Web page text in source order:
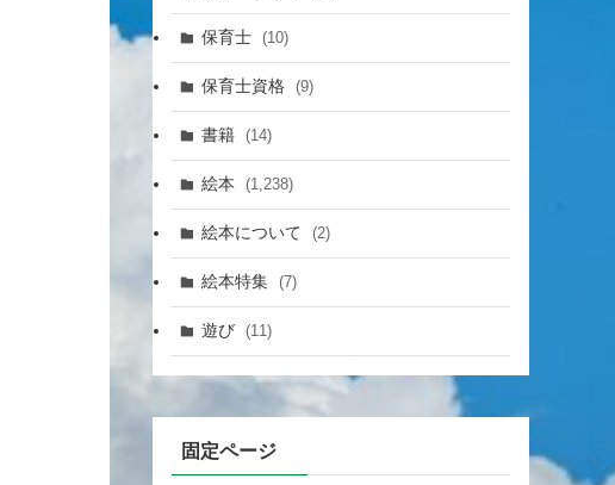
保育士 (10)
保育士資格 (9)
書籍 (14)
絵本 (1,238)
絵本について (2)
絵本特集 (7)
遊び (11)
固定ページ